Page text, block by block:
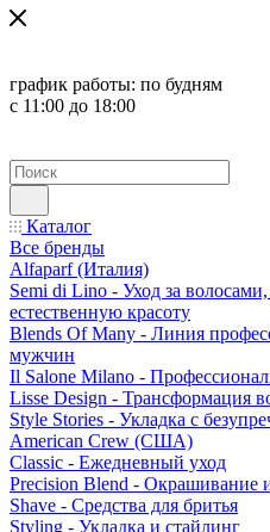
график работы: по будням
с 11:00 до 18:00
Каталог
Все бренды
Alfaparf (Италия)
Semi di Lino - Уход за
естественную красоту
Blends Of Many - Линия
мужчин
Il Salone Milano -
Lisse Design - Трансформация
Style Stories - Укладка с
American Crew (США)
Classic - Ежедневный уход
Precision Blend - Окрашивание
Shave - Средства для бритья
Styling - Укладка и стайлинг